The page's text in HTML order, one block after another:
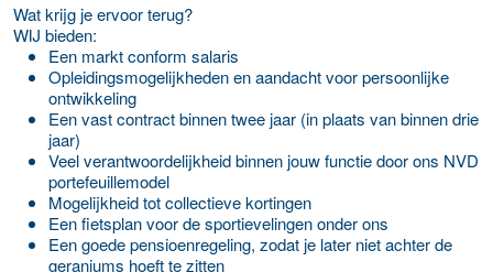
Wat krijg je ervoor terug?
WIJ bieden:
Een markt conform salaris
Opleidingsmogelijkheden en aandacht voor persoonlijke
ontwikkeling
Een vast contract binnen twee jaar (in plaats van binnen drie
jaar)
Veel verantwoordelijkheid binnen jouw functie door ons NVD
portefeuillemodel
Mogelijkheid tot collectieve kortingen
Een fietsplan voor de sportievelingen onder ons
Een goede pensioenregeling, zodat je later niet achter de
geraniums hoeft te zitten